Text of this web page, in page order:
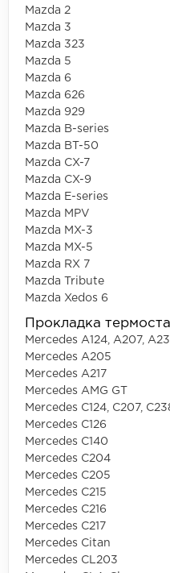
Mazda 2
Mazda 3
Mazda 323
Mazda 5
Mazda 6
Mazda 626
Mazda 929
Mazda B-series
Mazda BT-50
Mazda CX-7
Mazda CX-9
Mazda E-series
Mazda MPV
Mazda MX-3
Mazda MX-5
Mazda RX 7
Mazda Tribute
Mazda Xedos 6
Прокладка
Mercedes A124, A207,
Mercedes A205
Mercedes A217
Mercedes AMG GT
Mercedes C124, C207,
Mercedes C126
Mercedes C140
Mercedes C204
Mercedes C205
Mercedes C215
Mercedes C216
Mercedes C217
Mercedes Citan
Mercedes CL203